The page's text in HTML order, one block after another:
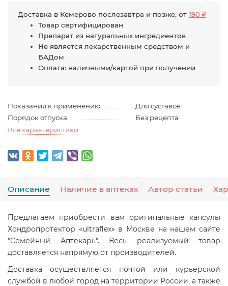
Доставка в Кемерово послезавтра и позже, от 190 ₽
Товар сертифицирован
Препарат из натуральных ингредиентов
Не является лекарственным средством и
БАДом
Оплата: наличными/картой при получении
Показания к применению
Для суставов
Порядок отпуска:
Без рецепта
Все характеристики
Описание Наличие в аптеках Автор статьи
Предлагаем приобрести вам оригинальные капсулы
Хондропротектор «ultraflex» в Москве на нашем сайте
"Семейный Аптекарь". Весь реализуемый товар
доставляется напрямую от производителей.
Доставка осуществляется почтой или курьерской
службой в любой город на территории России, а также